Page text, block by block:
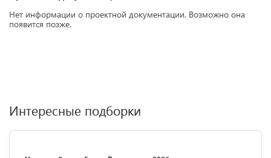
Нет информации о проектной документации. Возможно она
появится позже.
Интересные подборки